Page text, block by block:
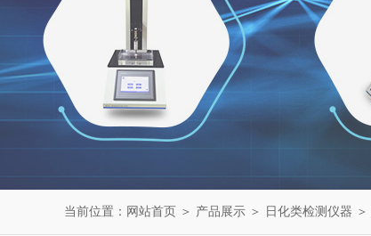
当前位置： 网站首页 ＞ 产品展示 ＞ 日化类检测仪器 ＞